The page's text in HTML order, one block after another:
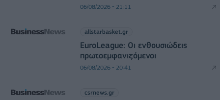
06/08/2026 - 21:11
allstarbasket.gr
EuroLeague: Οι ενθουσιώδεις
πρωτοεμφανιζόμενοι
06/08/2026 - 20:41
csrnews.gr